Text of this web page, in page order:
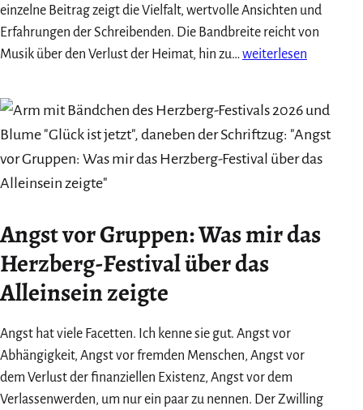
einzelne Beitrag zeigt die Vielfalt, wertvolle Ansichten und
Erfahrungen der Schreibenden. Die Bandbreite reicht von
Musik über den Verlust der Heimat, hin zu… Das
Blogparade
2026:
10+1
weiterlesen
Angst vor Gruppen: Was mir das
Herzberg-Festival über das
Alleinsein zeigte
Angst hat viele Facetten. Ich kenne sie gut. Angst vor
Abhängigkeit, Angst vor fremden Menschen, Angst vor
dem Verlust der finanziellen Existenz, Angst vor dem
Verlassenwerden, um nur ein paar zu nennen. Der Zwilling